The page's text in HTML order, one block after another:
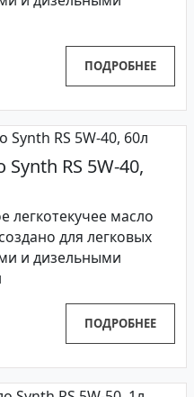
ПОДРОБНЕЕ
RS 5W-40,
легкотекучее масло
для легковых
и дизельными
ПОДРОБНЕЕ